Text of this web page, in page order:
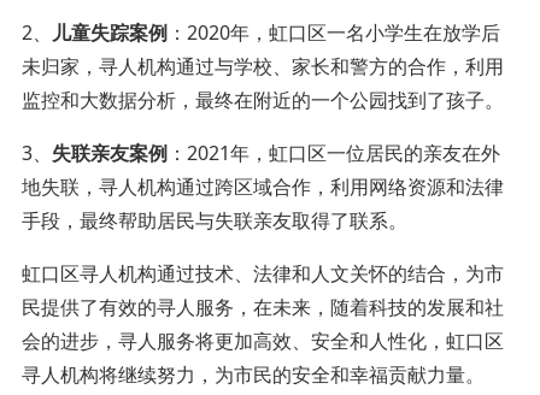
2、 儿童失踪案例：2020年，虹口区一名小学生在放学后
未归家，寻人机构通过与学校、家长和警方的合作，利用
监控和大数据分析，最终在附近的一个公园找到了孩子。
3、 失联亲友案例：2021年，虹口区一位居民的亲友在外
地失联，寻人机构通过跨区域合作，利用网络资源和法律
手段，最终帮助居民与失联亲友取得了联系。
虹口区寻人机构通过技术、法律和人文关怀的结合，为市
民提供了有效的寻人服务，在未来，随着科技的发展和社
会的进步，寻人服务将更加高效、安全和人性化，虹口区
寻人机构将继续努力，为市民的安全和幸福贡献力量。